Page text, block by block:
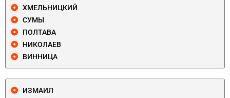
ХМЕЛЬНИЦКИЙ
СУМЫ
ПОЛТАВА
НИКОЛАЕВ
ВИННИЦА
ИЗМАИЛ